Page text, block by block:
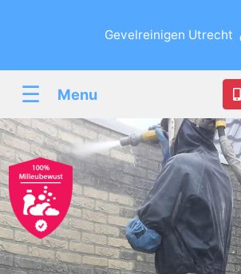
Gevelreinigen Utrecht
☰ Menu